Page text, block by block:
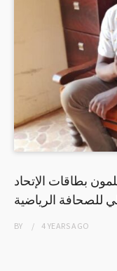
بطاقات الإتحاد
للصحافة الرياضية
BY 4 YEARSAGO